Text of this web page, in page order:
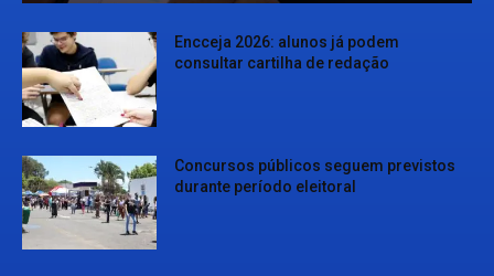
Encceja 2026: alunos já podem
consultar cartilha de redação
Concursos públicos seguem previstos
durante período eleitoral